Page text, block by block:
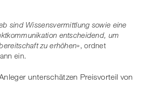
sind Wissensvermittlung sowie eine
entscheidend, um
zu erhöhen», ordnet
ein.
unterschätzen Preisvorteil von